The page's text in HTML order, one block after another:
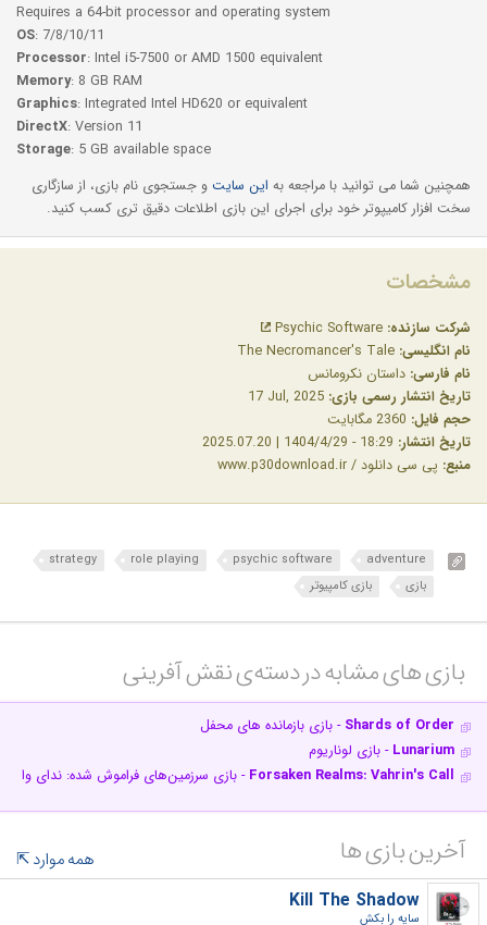
Requires a 64-bit processor and operating system
OS: 7/8/10/11
Processor: Intel i5-7500 or AMD 1500 equivalent
Memory: 8 GB RAM
Graphics: Integrated Intel HD620 or equivalent
DirectX: Version 11
Storage: 5 GB available space
همچنین شما می توانید با مراجعه به این سایت و جستجوی نام بازی، از سازگاری
سخت افزار کامیپوتر خود برای اجرای این بازی اطلاعات دقیق تری کسب کنید.
مشخصات
شرکت سازنده:
نام انگلیسی:
نام فارسی: داستان نکرومانس
تاریخ انتشار رسمی بازی:
حجم فایل:
تاریخ انتشار:
منبع: پی سی دانلود / www.p30download.ir
adventure
psychic software
role playing
strategy
بازی
بازی کامپیوتر
بازی های مشابه در دسته‌ی‌ نقش آفرینی‎
Shards of Order - بازی بازمانده های محفل
Lunarium - بازی لوناریوم
Forsaken Realms: Vahrin's Call - بازی سرزمین‌های فراموش شده: ندای
آخرین بازی ها
همه موارد
Kill The Shadow
سایه را بکش‎